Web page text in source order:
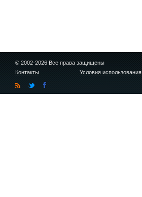
© 2002-2026 Все права защищены
Контакты
Условия использования